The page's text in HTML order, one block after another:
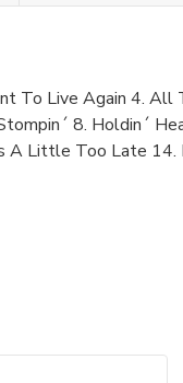
To Live Again 4.
8. Holdin´
A Little Too Late